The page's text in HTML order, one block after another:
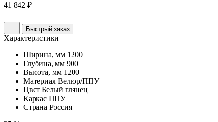
41 842 ₽
Быстрый заказ
Характеристики
Ширина, мм 1200
Глубина, мм 900
Высота, мм 1200
Материал Велюр/ППУ
Цвет Белый глянец
Каркас ППУ
Страна Россия